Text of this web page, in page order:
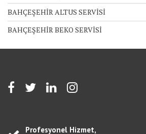
BAHÇEŞEHİR ALTUS SERVİSİ
BAHÇEŞEHİR BEKO SERVİSİ
Profesyonel Hizmet,